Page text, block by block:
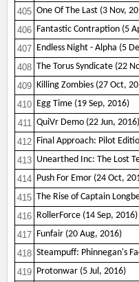
405 One Of The Last (3 Nov,
406 Fantastic Contraption (5
407 Endless Night - Alpha (5
408 The Torus Syndicate (22
409 Killing Zombies (27 Oct,
410 Egg Time (19 Sep, 2016)
411 QuiVr Demo (22 Jun, 2016)
412 Final Approach: Pilot
413 Unearthed Inc: The Lost
414 Push For Emor (24 Oct,
415 The Rise of Captain
416 RollerForce (14 Sep, 2016)
417 Funfair (20 Aug, 2016)
418 Steampuff: Phinnegan's
419 Protonwar (5 Jul, 2016)